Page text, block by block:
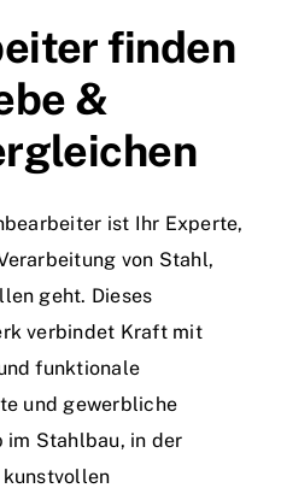
finden
&
ist Ihr Experte,
von Stahl,
geht. Dieses
verbindet Kraft mit
funktionale
und gewerbliche
im Stahlbau, in der